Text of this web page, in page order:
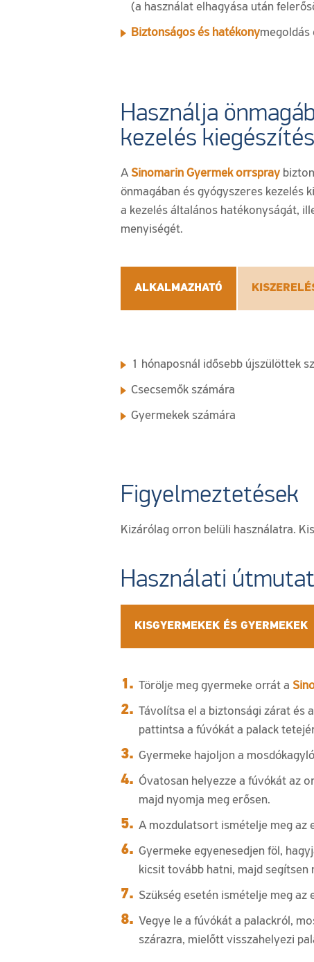
(a használat elhagyása után
Biztonságos és hatékonymegoldás
Használja
kezelés
A Sinomarin Gyermek orrspray
önmagában és gyógyszeres kezelés
a kezelés általános hatékonyságát,
menyiségét.
ALKALMAZHATÓ
1 hónaposnál idősebb újszülöttek
Csecsemők számára
Gyermekek számára
Figyelmeztetések
Kizárólag orron belüli használatra.
Használati
KISGYERMEKEK ÉS GYERMEKEK
1. Törölje meg gyermeke orrát a
2. Távolítsa el a biztonsági zárat és
pattintsa a fúvókát a palack
3. Gyermeke hajoljon a
4. Óvatosan helyezze a fúvókát az
majd nyomja meg erősen.
5. A mozdulatsort ismételje meg az
6. Gyermeke egyenesedjen föl,
kicsit tovább hatni, majd segítsen
7. Szükség esetén ismételje meg az
8. Vegye le a fúvókát a palackról,
szárazra, mielőtt visszahelyezi